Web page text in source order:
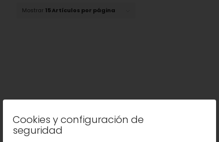
Cookies y configuración de
seguridad
Mostrar 15 Artículos por página